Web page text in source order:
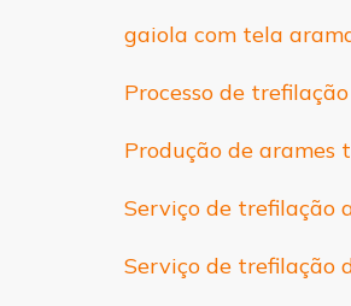
gaiola com tela
Processo de trefilação
Produção de arames
Serviço de trefilação
Serviço de trefilação